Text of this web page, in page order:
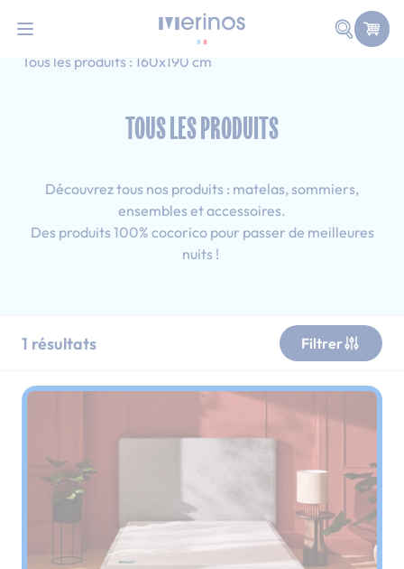
Faire
Accueil
Adulte
Tous les produits : 160x190 cm
TOUS LES PRODUITS
Découvrez tous nos produits : matelas, sommiers,
ensembles et accessoires.
Des produits 100% cocorico pour passer de meilleures
nuits !
1 résultats Filtrer